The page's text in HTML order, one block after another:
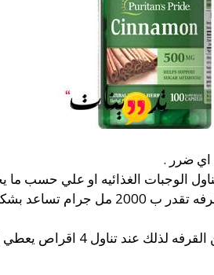
اي ضرر .
اثبتت الكثير من الدراسات العلميه ان